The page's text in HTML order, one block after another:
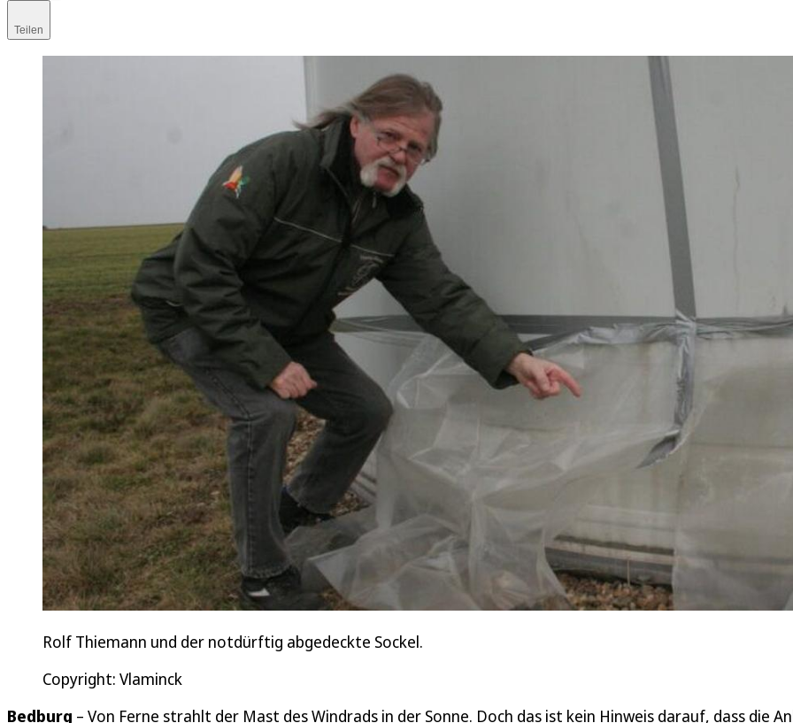
Teilen
Rolf Thiemann und der notdürftig abgedeckte Sockel.
Copyright: Vlaminck
Bedburg – Von Ferne strahlt der Mast des Windrads in der Sonne. Doch das ist kein Hinweis darauf, dass die